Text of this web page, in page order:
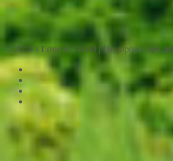
© 2024 I Love to Travel | Подорожі